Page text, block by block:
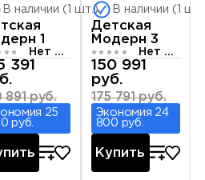
В наличии (1 шт.)
1
Нет отзывов
391
891 руб.
25
руб.
В наличии (1
Детская
Модерн 3
Нет отзывов
150 991
руб.
175 791 руб.
Экономия 24
800 руб.
Купить